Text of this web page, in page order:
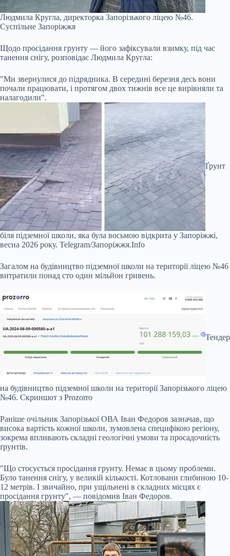
Людмила Кругла, директорка Запорізького ліцею №46.
Суспільне Запоріжжя
Щодо просідання грунту — його зафіксували взимку, під час
танення снігу, розповідає Людмила Кругла:
"Ми звернулися до підрядника. В середині березня десь вони
почали працювати, і протягом двох тижнів все це вирівняли та
налагодили".
Ґрунт
біля підземної школи, яка була восьмою відкрита у Запоріжжі,
весна 2026 року. Telegram/Запоріжжя.Info
Загалом на будівництво підземної школи на території ліцею №46
витратили понад сто один мільйон гривень.
Тендер
на будівництво підземної школи на території Запорізького ліцею
№46. Скриншот з Prozorro
Раніше очільник Запорізької ОВА Іван Федоров зазначав, що
висока вартість кожної школи, зумовлена специфікою регіону,
зокрема впливають складні геологічні умови та просадочність
ґрунтів.
"Що стосується просідання грунту. Немає в цьому проблеми.
Було танення снігу, у великій кількості. Котловани глибиною 10-
12 метрів. І звичайно, при ущільнені в складних місцях є
просідання грунту", — повідомив Іван Федоров.